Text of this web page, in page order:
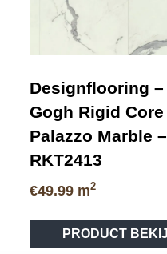
meerdere
Designflooring –
Gogh Rigid Core
Palazzo Marble –
RKT2413
€49.99 m2
PRODUCT